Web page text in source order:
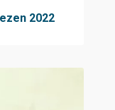
2022